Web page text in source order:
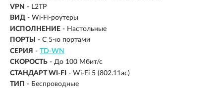
VPN - L2TP
ВИД - Wi-Fi-роутеры
ИСПОЛНЕНИЕ - Настольные
ПОРТЫ
- С 5-ю портами
СЕРИЯ - TD-WN
СКОРОСТЬ - До 100 Мбит/с
СТАНДАРТ WI-FI
- Wi-Fi 5 (802.11ac)
ТИП - Беспроводные